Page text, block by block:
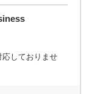
応しておりませ